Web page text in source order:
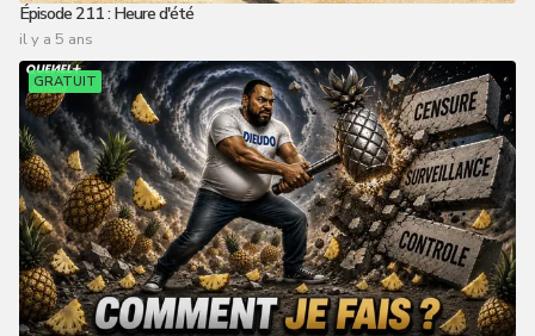
Épisode 211 : Heure d'été
il y a 5 ans
GRATUIT